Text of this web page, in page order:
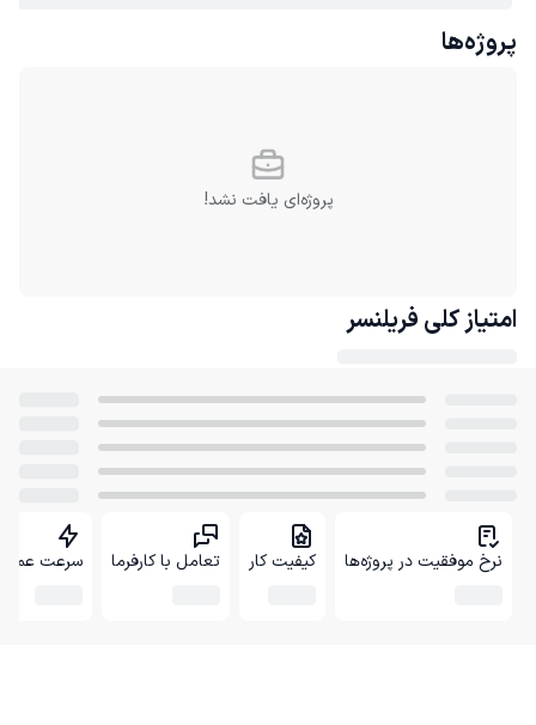
پروژه‌ها
پروژه‌ای یافت نشد!
امتیاز کلی فریلنسر
نرخ موفقیت در پروژه‌ها کیفیت کار تعامل با کارفرما سرعت عمل